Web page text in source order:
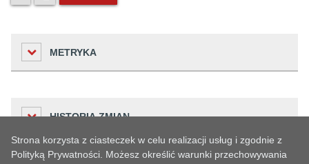
METRYKA
Liczba odwiedzin
23
Podmiot udostępniający informację
Urząd
HISTORIA ZMIAN
Strona korzysta z ciasteczek w celu realizacji usług i zgodnie z
Polityką Prywatności. Możesz określić warunki przechowywania